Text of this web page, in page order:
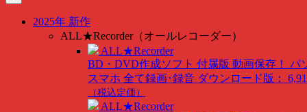
…
2025年 新作
ALL★Recorder（オールレコーダー）
ALL★Recorder
BD・DVD作成ソフト 付属版 動画保存！ パ
スマホ 全て録画･録音 ダウンロード版：
（税込定価）
ALL★Recorder